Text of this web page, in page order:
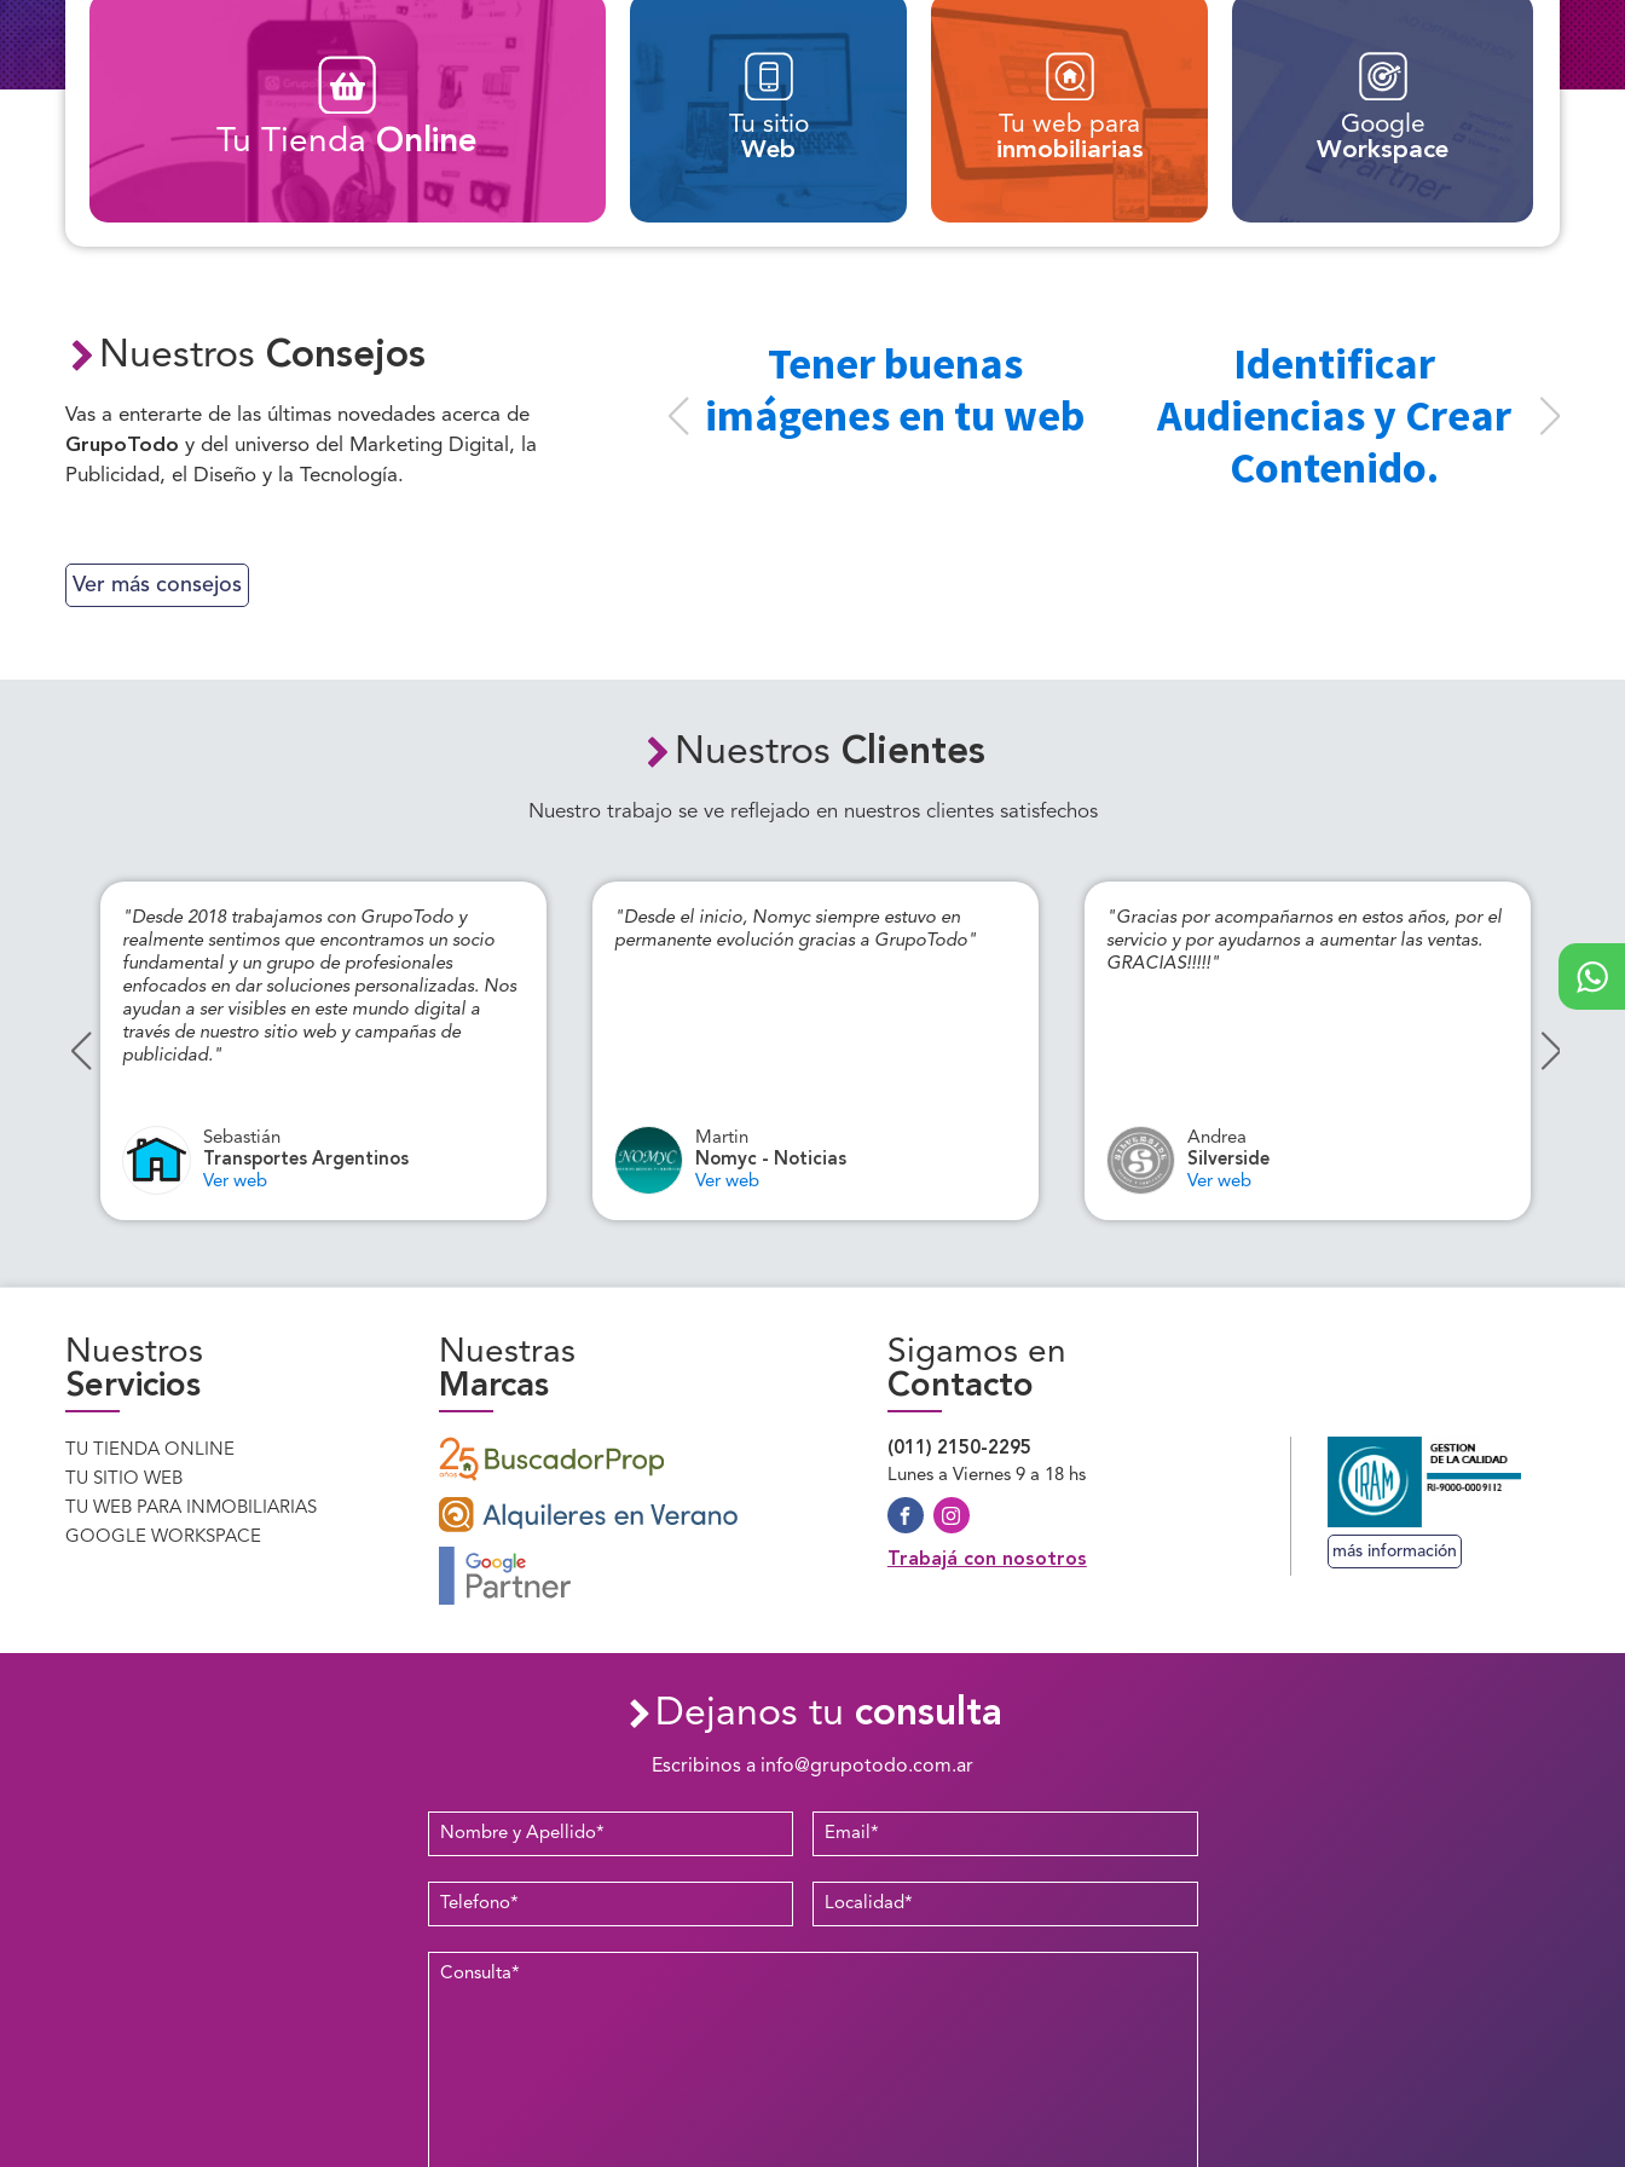
Tu TiendaOnline
Tu sitio
Web
Tu web para
inmobiliarias
Google
Workspace
Nuestros Consejos
Vas a enterarte de las últimas novedades acerca de
GrupoTodo y del universo del Marketing Digital, la
Publicidad, el Diseño y la Tecnología.
Ver más consejos
Tener buenas
imágenes en tu web
Identificar
Audiencias y Crear
Contenido.
Nuestros Clientes
Nuestro trabajo se ve reflejado en nuestros clientes satisfechos
"Desde 2018 trabajamos con GrupoTodo y
realmente sentimos que encontramos un socio
fundamental y un grupo de profesionales
enfocados en dar soluciones personalizadas. Nos
ayudan a ser visibles en este mundo digital a
través de nuestro sitio web y campañas de
publicidad."
Sebastián
Transportes Argentinos
Ver web
"Desde el inicio, Nomyc siempre estuvo en
permanente evolución gracias a GrupoTodo"
Martin
Nomyc - Noticias
Ver web
"Gracias por acompañarnos en estos años, por el
servicio y por ayudarnos a aumentar las ventas.
GRACIAS!!!!!"
Andrea
Silverside
Ver web
a
Nuestros
Servicios
TU TIENDA ONLINE
TU SITIO WEB
TU WEB PARA INMOBILIARIAS
GOOGLE WORKSPACE
Nuestras
Marcas
Sigamos en
Contacto
(011) 2150-2295
Lunes a Viernes 9 a 18 hs
Trabajá con nosotros más información
Dejanos tu consulta
Escribinos a info@grupotodo.com.ar